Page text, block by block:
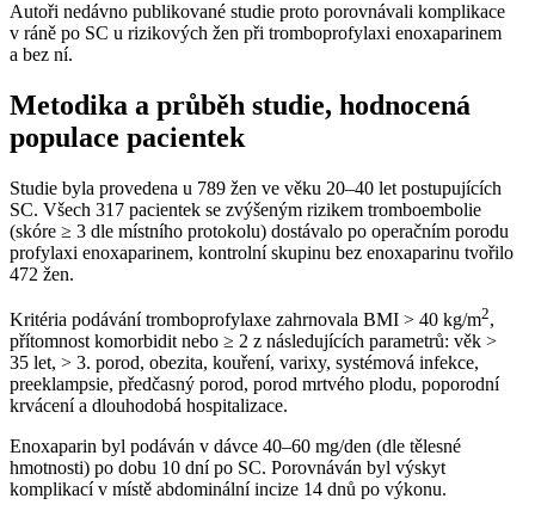
Autoři nedávno publikované studie proto porovnávali komplikace
v ráně po SC u rizikových žen při tromboprofylaxi enoxaparinem
a bez ní.
Metodika a průběh studie, hodnocená
populace pacientek
Studie byla provedena u 789 žen ve věku 20–40 let postupujících
SC. Všech 317 pacientek se zvýšeným rizikem tromboembolie
(skóre ≥ 3 dle místního protokolu) dostávalo po operačním porodu
profylaxi enoxaparinem, kontrolní skupinu bez enoxaparinu tvořilo
472 žen.
Kritéria podávání tromboprofylaxe zahrnovala BMI > 40 kg⁠/⁠m2,
přítomnost komorbidit nebo ≥ 2 z následujících parametrů: věk >
35 let, > 3. porod, obezita, kouření, varixy, systémová infekce,
preeklampsie, předčasný porod, porod mrtvého plodu, poporodní
krvácení a dlouhodobá hospitalizace.
Enoxaparin byl podáván v dávce 40–60 mg⁠/⁠den (dle tělesné
hmotnosti) po dobu 10 dní po SC. Porovnáván byl výskyt
komplikací v místě abdominální incize 14 dnů po výkonu.